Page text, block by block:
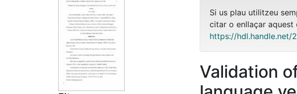
Si us plau utilitzeu
citar o enllaçar aquest
https://hdl.handle.net/
Validation